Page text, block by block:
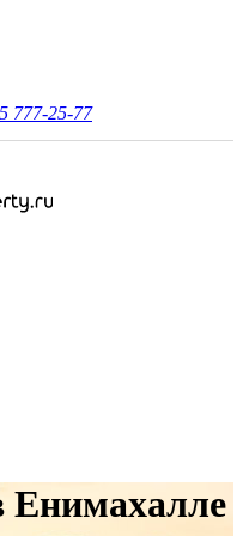
777-25-77
Енимахалле